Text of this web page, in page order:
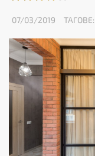
07/03/2019 ТАГОВЕ: